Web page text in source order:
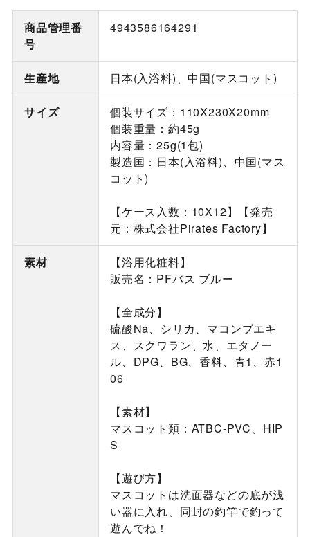
商品管理番
号
4943586164291
生産地 日本(入浴料)、中国(マスコット)
サイズ
個装サイズ：110X230X20mm
個装重量：約45g
内容量：25g(1包)
製造国：日本(入浴料)、中国(マス
コット)
【ケース入数：10X12】【発売
元：株式会社Pirates Factory】
素材
【浴用化粧料】
販売名：PFバス ブルー
【全成分】
硫酸Na、シリカ、マコンブエキ
ス、スクワラン、水、エタノー
ル、DPG、BG、香料、青1、赤1
06
【素材】
マスコット類：ATBC-PVC、HIP
S
【遊び方】
マスコットは洗面器などの底が浅
い器に入れ、同封の釣竿で釣って
遊んでね！